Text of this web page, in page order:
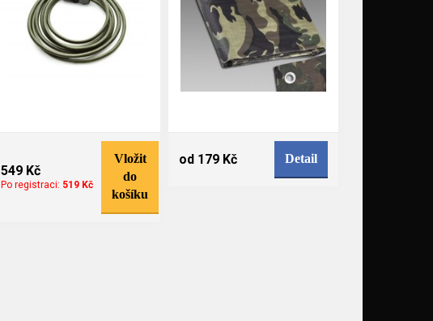
549 Kč
Po registraci: 519 Kč
Vložit
do
košíku
od 179 Kč Detail